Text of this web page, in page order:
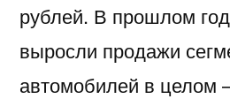
рублей. В прошлом
выросли продажи
автомобилей в целом